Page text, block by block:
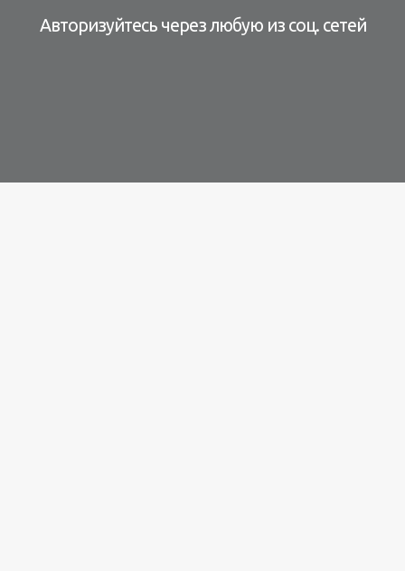
Авторизуйтесь через любую из соц. сетей